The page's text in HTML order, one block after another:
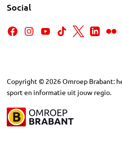
Social
Copyright © 2026Omroep Brabant:
sport en informatie uit jouw regio.